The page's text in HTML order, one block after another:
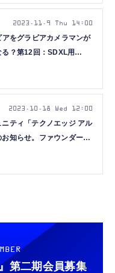
をグラビアカメラマンが
？第12回：SDXL用
2023.11.9 Thu 14:00
ティ「テクノエッジ アル
お知らせ。ファウンダー会
2023.10.18 Wed 12:00
第二期会員募集